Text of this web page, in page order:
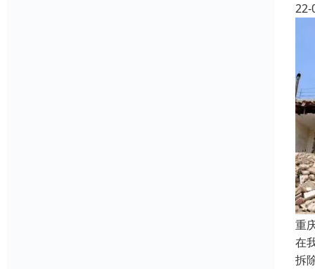
22-
重
在
拆